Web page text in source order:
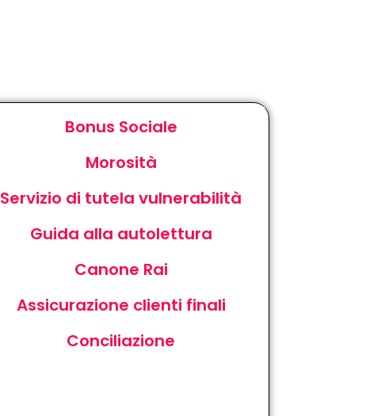
Bonus Sociale
Morosità
Servizio di tutela vulnerabilità
Guida alla autolettura
Canone Rai
Assicurazione clienti finali
Conciliazione